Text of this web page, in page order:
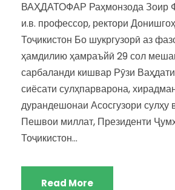
ВАҲДАТОФАР Раҳмонзода Зоир
и.в. профессор, ректори
Тоҷикистон Бо шукргузорӣ аз
ҳамдилию ҳамраъйӣ 29 сол
сарбаланди кишвар Рӯзи
сиёсати сулҳпарварона,
дурандешонаи Асосгузори сулҳу
Пешвои миллат, Президенти
Тоҷикистон...
Read More